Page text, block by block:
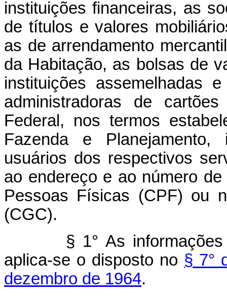
instituições financeiras, as
de títulos e valores
as de arrendamento
da Habitação, as bolsas de
instituições assemelhadas
administradoras de
Federal, nos termos
Fazenda e Planejamento,
usuários dos respectivos
ao endereço e ao número
Pessoas Físicas (CPF) ou
(CGC).
§ 1° As
aplica-se o disposto no § 7°
dezembro de 1964.